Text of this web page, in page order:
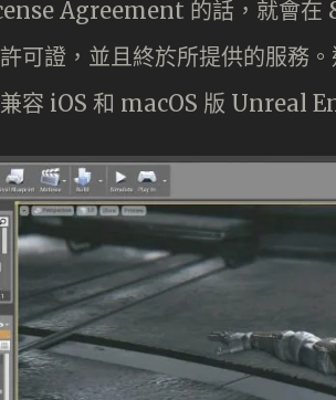
Agreement 的話，就會在
可證，並且終於所提供的服務
容 iOS 和 macOS 版 Unreal